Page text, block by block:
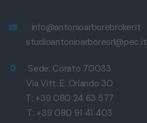
info@antonioarborebroker.it
studioantonioarboresrl@pec.it
Sede: Corato 70033
Via Vitt. E. Orlando 30
T: +39 080 24 63 577
T: +39 080 91 41 403